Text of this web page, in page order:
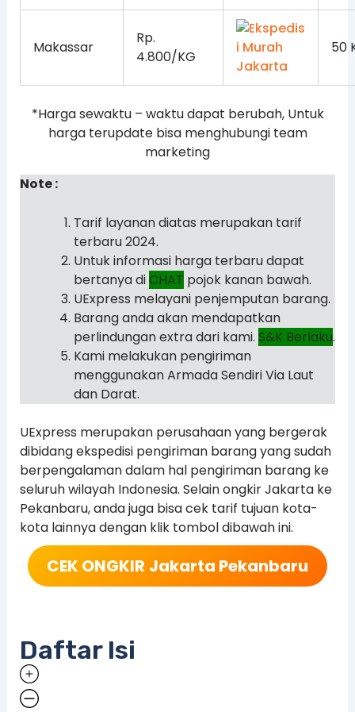
Makassar
Rp.
4.800/KG
50
*Harga sewaktu – waktu dapat berubah, Untuk
harga terupdate bisa menghubungi team
marketing
Note :
Tarif layanan diatas merupakan tarif
terbaru 2024.
Untuk informasi harga terbaru dapat
bertanya diCHAT pojok kanan bawah.
UExpress melayani penjemputan barang.
Barang anda akan mendapatkan
perlindungan extra dari kami. S&K Berlaku.
Kami melakukan pengiriman
menggunakan Armada Sendiri Via Laut
dan Darat.
UExpress merupakan perusahaan yang bergerak
dibidang ekspedisi pengiriman barang yang sudah
berpengalaman dalam hal pengiriman barang ke
seluruh wilayah Indonesia. Selain ongkir Jakarta ke
Pekanbaru, anda juga bisa cek tarif tujuan kota-
kota lainnya dengan klik tombol dibawah ini.
CEK ONGKIR Jakarta Pekanbaru
Daftar Isi